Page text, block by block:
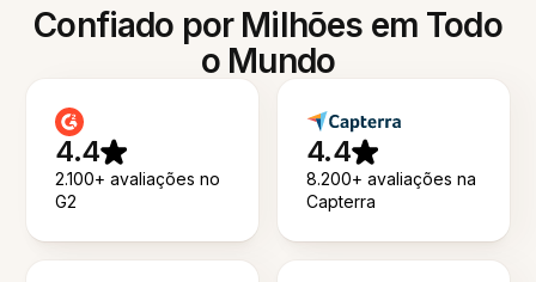
Confiado por Milhões em Todo
o Mundo
4.4
2.100+ avaliações no
G2
4.4
8.200+ avaliações na
Capterra